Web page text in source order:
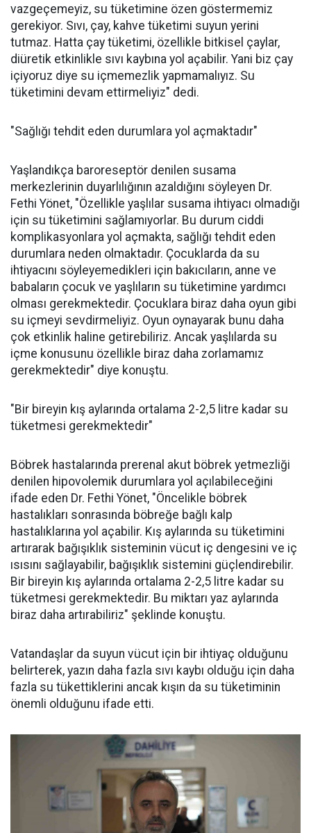
vazgeçemeyiz, su tüketimine özen göstermemiz
gerekiyor. Sıvı, çay, kahve tüketimi suyun yerini
tutmaz. Hatta çay tüketimi, özellikle bitkisel çaylar,
diüretik etkinlikle sıvı kaybına yol açabilir. Yani biz çay
içiyoruz diye su içmemezlik yapmamalıyız. Su
tüketimini devam ettirmeliyiz" dedi.
"Sağlığı tehdit eden durumlara yol açmaktadır"
Yaşlandıkça baroreseptör denilen susama
merkezlerinin duyarlılığının azaldığını söyleyen Dr.
Fethi Yönet, "Özellikle yaşlılar susama ihtiyacı olmadığı
için su tüketimini sağlamıyorlar. Bu durum ciddi
komplikasyonlara yol açmakta, sağlığı tehdit eden
durumlara neden olmaktadır. Çocuklarda da su
ihtiyacını söyleyemedikleri için bakıcıların, anne ve
babaların çocuk ve yaşlıların su tüketimine yardımcı
olması gerekmektedir. Çocuklara biraz daha oyun gibi
su içmeyi sevdirmeliyiz. Oyun oynayarak bunu daha
çok etkinlik haline getirebiliriz. Ancak yaşlılarda su
içme konusunu özellikle biraz daha zorlamamız
gerekmektedir" diye konuştu.
"Bir bireyin kış aylarında ortalama 2-2,5 litre kadar su
tüketmesi gerekmektedir"
Böbrek hastalarında prerenal akut böbrek yetmezliği
denilen hipovolemik durumlara yol açılabileceğini
ifade eden Dr. Fethi Yönet, "Öncelikle böbrek
hastalıkları sonrasında böbreğe bağlı kalp
hastalıklarına yol açabilir. Kış aylarında su tüketimini
artırarak bağışıklık sisteminin vücut iç dengesini ve iç
ısısını sağlayabilir, bağışıklık sistemini güçlendirebilir.
Bir bireyin kış aylarında ortalama 2-2,5 litre kadar su
tüketmesi gerekmektedir. Bu miktarı yaz aylarında
biraz daha artırabiliriz" şeklinde konuştu.
Vatandaşlar da suyun vücut için bir ihtiyaç olduğunu
belirterek, yazın daha fazla sıvı kaybı olduğu için daha
fazla su tükettiklerini ancak kışın da su tüketiminin
önemli olduğunu ifade etti.